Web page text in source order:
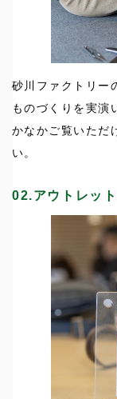
砂川ファクトリー
ものづくりを実演
かなかご覧いただ
い。
02.アウトレッ